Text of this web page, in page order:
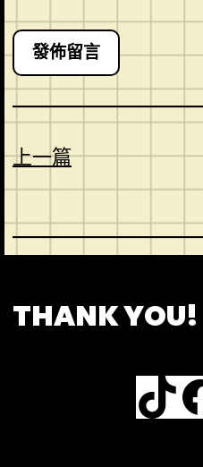
上一篇
THANK YOU!
TikTok Facebook